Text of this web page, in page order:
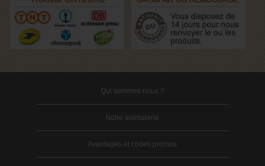
Qui sommes nous ?
Notre animalerie
Avantages et codes promos